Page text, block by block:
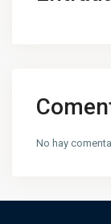
No hay